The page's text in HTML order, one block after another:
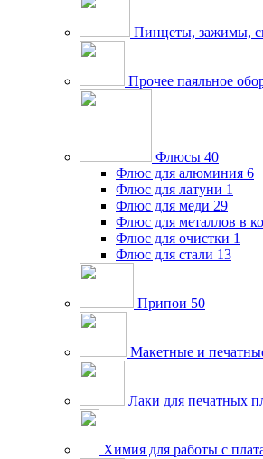
Пинцеты, зажимы,
Прочее паяльное
Флюсы 40
Флюс для алюминия 6
Флюс для латуни 1
Флюс для меди 29
Флюс для металлов в
Флюс для очистки 1
Флюс для стали 13
Припои 50
Макетные и
Лаки для печатных
Химия для работы с